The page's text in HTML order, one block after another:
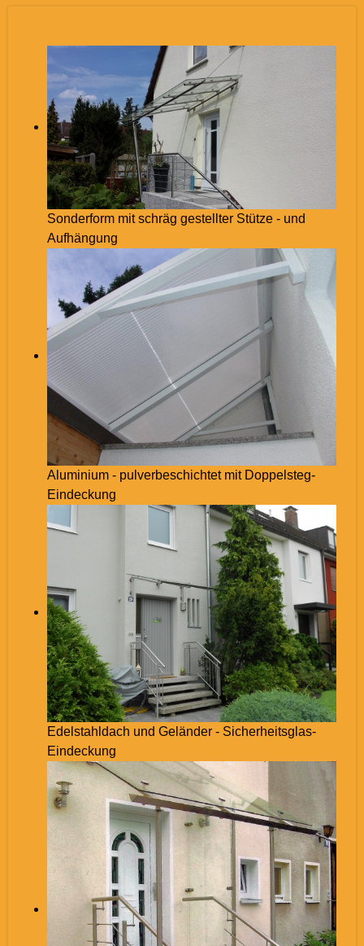
Sonderform mit schräg gestellter Stütze - und
Aufhängung
Aluminium - pulverbeschichtet mit Doppelsteg-
Eindeckung
Edelstahldach und Geländer - Sicherheitsglas-
Eindeckung